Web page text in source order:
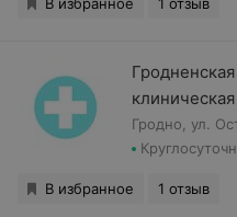
Гродно, ул.
В избранное 1 отзыв